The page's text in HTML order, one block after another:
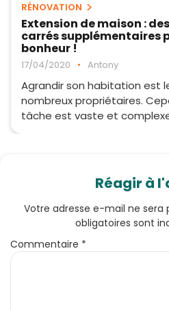
RÉNOVATION
Extension de maison :
carrés supplémentaires
bonheur !
17/04/2020 • Antony
Agrandir son habitation est
nombreux propriétaires.
tâche est vaste et complexe
Réagir à
Votre adresse e-mail ne sera
obligatoires sont
Commentaire *